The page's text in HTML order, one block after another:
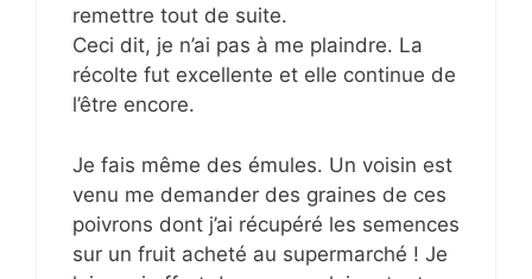
remettre tout de suite.
Ceci dit, je n’ai pas à me plaindre. La
récolte fut excellente et elle continue de
l’être encore.
Je fais même des émules. Un voisin est
venu me demander des graines de ces
poivrons dont j’ai récupéré les semences
sur un fruit acheté au supermarché ! Je